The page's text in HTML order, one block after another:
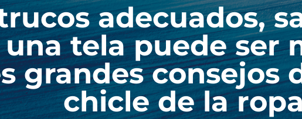
adecuados,
tela puede ser
grandes consejos
chicle de la